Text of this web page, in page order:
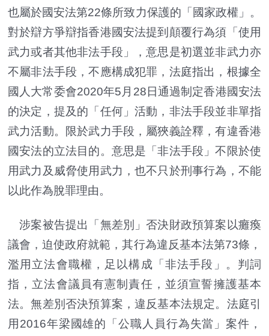
也屬於國安法第22條所致力保護的「國家政權」。
對於辯方爭辯指香港國安法提到顛覆行為須「使用
武力或者其他非法手段」，意思是初選並非武力亦
不屬非法手段，不應構成犯罪，法庭指出，根據全
國人大常委會2020年5月28日通過制定香港國安法
的決定，提及的「任何」活動，非法手段並非單指
武力活動。限於武力手段，屬狹義詮釋，有違香港
國安法的立法目的。意思是「非法手段」不限於使
用武力及威脅使用武力，也不只於刑事行為，不能
以此作為脫罪理由。
涉案被告提出「無差別」否決財政預算案以癱瘓
議會，迫使政府就範，其行為違反基本法第73條，
濫用立法會職權，足以構成「非法手段」。判詞
指，立法會議員有憲制責任，並須宣誓擁護基本
法。無差別否決預算案，違反基本法規定。法庭引
用2016年梁國雄的「公職人員行為失當」案件，